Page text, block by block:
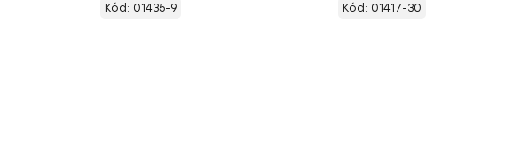
Kód: 01435-9 Kód: 01417-30